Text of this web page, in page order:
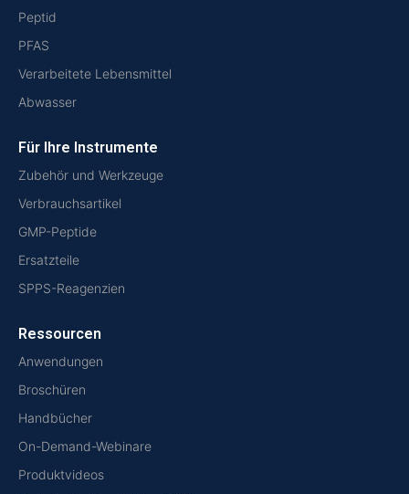
Peptid
PFAS
Verarbeitete Lebensmittel
Abwasser
Für Ihre Instrumente
Zubehör und Werkzeuge
Verbrauchsartikel
GMP-Peptide
Ersatzteile
SPPS-Reagenzien
Ressourcen
Anwendungen
Broschüren
Handbücher
On-Demand-Webinare
Produktvideos